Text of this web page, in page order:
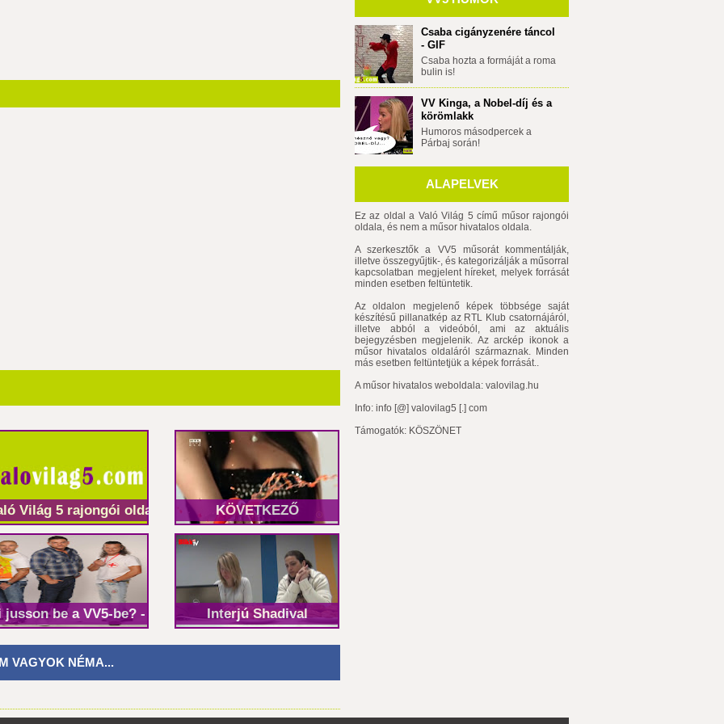
Világ 5 rajongói oldal KÖVETKEZŐ
jusson be a VV5-be? - AlfahímekInterjú Shadival
VAGYOK NÉMA...
Csaba cigányzenére táncol
- GIF
Csaba hozta a formáját a roma
bulin is!
VV Kinga, a Nobel-díj és a
körömlakk
Humoros másodpercek a
Párbaj során!
ALAPELVEK
Ez az oldal a Való Világ 5 című műsor rajongói
oldala, és nem a műsor hivatalos oldala.
A szerkesztők a VV5 műsorát kommentálják,
illetve összegyűjtik-, és kategorizálják a műsorral
kapcsolatban megjelent híreket, melyek forrását
minden esetben feltüntetik.
Az oldalon megjelenő képek többsége saját
készítésű pillanatkép az RTL Klub csatornájáról,
illetve abból a videóból, ami az aktuális
bejegyzésben megjelenik. Az arckép ikonok a
műsor hivatalos oldaláról származnak. Minden
más esetben feltüntetjük a képek forrását..
A műsor hivatalos weboldala: valovilag.hu
Info: info [@] valovilag5 [.] com
Támogatók: KÖSZÖNET